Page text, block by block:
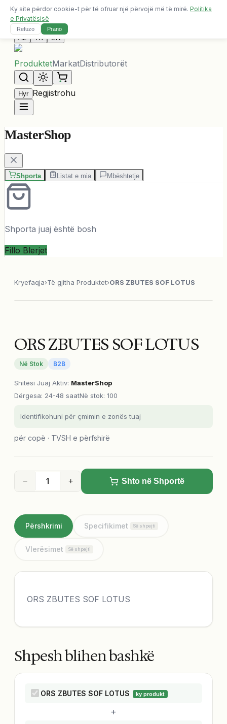
Dërgesa falas për porosi mbi 10,000 ALL
Na Kontaktoni
AL TR EN
ProduktetMarkatDistributorët
Hyr Regjistrohu
MasterShop
Shporta Listat e mia Mbështetje
Shporta juaj është bosh
Fillo Blerjet
Kryefaqja›Të gjitha Produktet›ORS ZBUTES SOF LOTUS
ORS ZBUTES SOF LOTUS
Në Stok B2B
Shitësi Juaj Aktiv: MasterShop
Dërgesa: 24-48 saatNë stok: 100
Identifikohuni për çmimin e zonës tuaj
për copë · TVSH e përfshirë
− + Shto në Shportë
Përshkrimi Specifikimet Së shpejti
Vlerësimet Së shpejti
ORS ZBUTES SOF LOTUS
Shpesh blihen bashkë
ORS ZBUTES SOF LOTUS ky produkt
+
Ky site përdor cookie-t për të ofruar një përvojë më të mirë. Politika
e Privatësisë
Refuzo Prano